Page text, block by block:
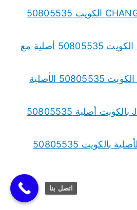
قطع غيار شانجان CHANGAN الكويت 50805535
قطع غيار دومي Domi الكويت 50805535 أصلية مع
قطع غيار جيلي Geely الكويت 50805535 الأصلية
قطع غيار جيتور Jetour بالكويت أصلية 50805535
قطع غيار بايك BAIC الأصلية بالكويت 50805535
اتصل بنا